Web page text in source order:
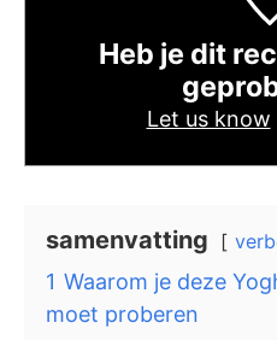
Heb je dit
Let us know
samenvatting
1 Waarom je deze
moet proberen